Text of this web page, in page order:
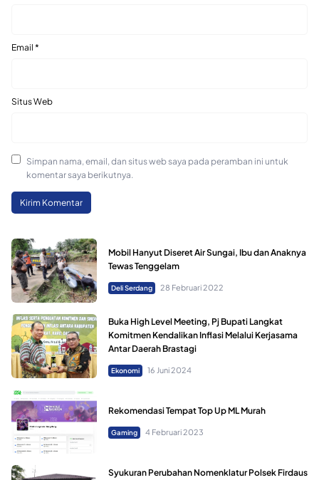
Email *
Situs Web
Simpan nama, email, dan situs web saya pada peramban ini untuk
komentar saya berikutnya.
Mobil Hanyut Diseret Air Sungai, Ibu dan Anaknya
Tewas Tenggelam
Deli Serdang 28 Februari 2022
Buka High Level Meeting, Pj Bupati Langkat
Komitmen Kendalikan Inflasi Melalui Kerjasama
Antar Daerah Brastagi
Ekonomi 16 Juni 2024
Rekomendasi Tempat Top Up ML Murah
Gaming 4 Februari 2023
Syukuran Perubahan Nomenklatur Polsek Firdaus